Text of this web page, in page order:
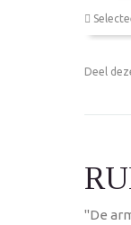
Deel
"De